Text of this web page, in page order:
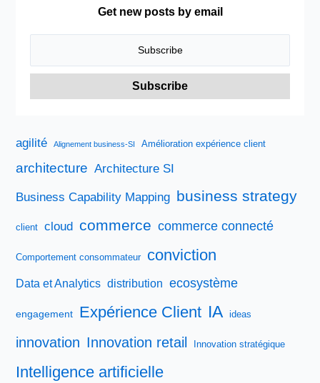
Get new posts by email
agilité Alignement business-SI Amélioration expérience client
architecture Architecture SI
Business Capability Mapping business strategy
client cloud commerce commerce connecté
Comportement consommateur conviction
Data et Analytics distribution ecosystème
engagement Expérience Client IA ideas
innovation Innovation retail Innovation stratégique
Intelligence artificielle